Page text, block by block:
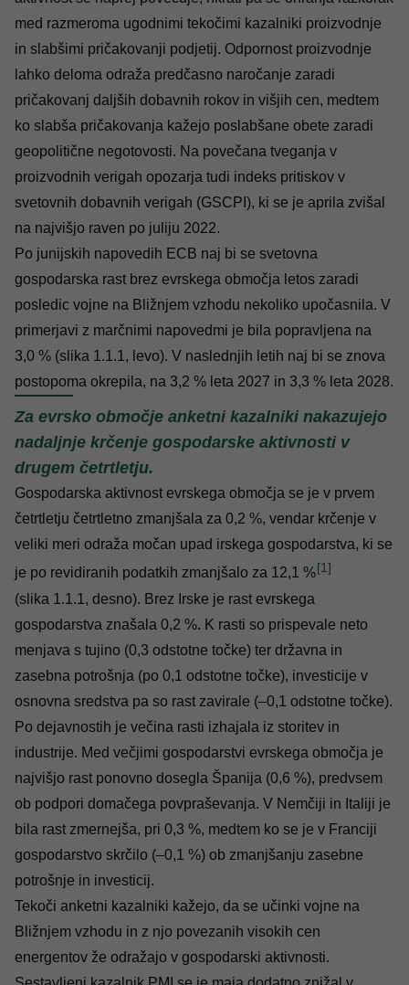
med razmeroma ugodnimi tekočimi kazalniki proizvodnje
in slabšimi pričakovanji podjetij. Odpornost proizvodnje
lahko deloma odraža predčasno naročanje zaradi
pričakovanj daljših dobavnih rokov in višjih cen, medtem
ko slabša pričakovanja kažejo poslabšane obete zaradi
geopolitične negotovosti. Na povečana tveganja v
proizvodnih verigah opozarja tudi indeks pritiskov v
svetovnih dobavnih verigah (GSCPI ), ki se je aprila zvišal
na najvišjo raven po juliju 2022.
Po junijskih napovedih ECB naj bi se svetovna
gospodarska rast brez evrskega območja letos zaradi
posledic vojne na Bližnjem vzhodu nekoliko upočasnila. V
primerjavi z marčnimi napovedmi je bila popravljena na
3,0 % (slika 1.1.1, levo). V naslednjih letih naj bi se znova
postopoma okrepila, na 3,2 % leta 2027 in 3,3 % leta 2028.
Za evrsko območje anketni kazalniki nakazujejo
nadaljnje krčenje gospodarske aktivnosti v
drugem četrtletju.
Gospodarska aktivnost evrskega območja se je v prvem
četrtletju četrtletno zmanjšala za 0,2 %, vendar krčenje v
veliki meri odraža močan upad irskega gospodarstva, ki se
je po revidiranih podatkih zmanjšalo za 12,1 % [1]
(slika 1.1.1, desno). Brez Irske je rast evrskega
gospodarstva znašala 0,2 %. K rasti so prispevale neto
menjava s tujino (0,3 odstotne točke) ter državna in
zasebna potrošnja (po 0,1 odstotne točke), investicije v
osnovna sredstva pa so rast zavirale (–0,1 odstotne točke).
Po dejavnostih je večina rasti izhajala iz storitev in
industrije. Med večjimi gospodarstvi evrskega območja je
najvišjo rast ponovno dosegla Španija (0,6 %), predvsem
ob podpori domačega povpraševanja. V Nemčiji in Italiji je
bila rast zmernejša, pri 0,3 %, medtem ko se je v Franciji
gospodarstvo skrčilo (–0,1 %) ob zmanjšanju zasebne
potrošnje in investicij.
Tekoči anketni kazalniki kažejo, da se učinki vojne na
Bližnjem vzhodu in z njo povezanih visokih cen
energentov že odražajo v gospodarski aktivnosti.